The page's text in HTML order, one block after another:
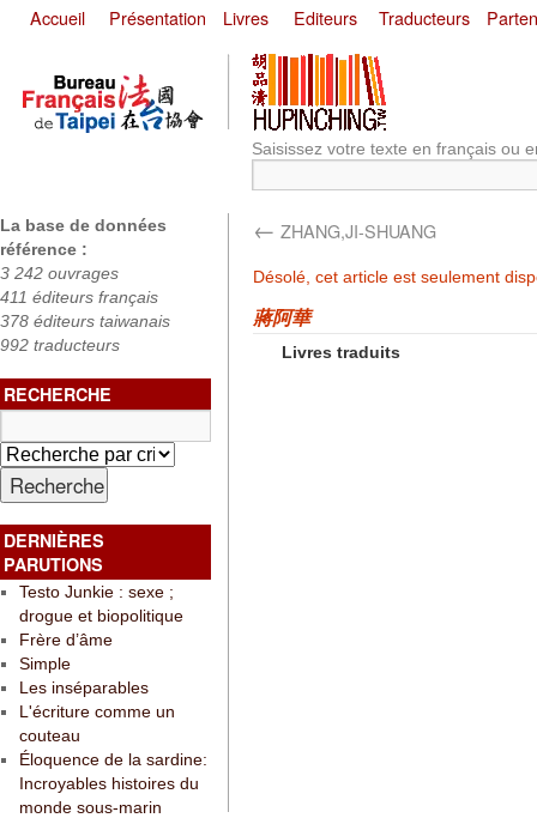
Accueil Présentation Livres Editeurs Traducteurs
Saisissez votre texte en français ou
La base de données
référence :
3 242 ouvrages
411 éditeurs français
378 éditeurs taiwanais
992 traducteurs
RECHERCHE
DERNIÈRES
PARUTIONS
Testo Junkie : sexe ;
drogue et biopolitique
Frère d’âme
Simple
Les inséparables
L'écriture comme un
couteau
Éloquence de la sardine:
Incroyables histoires du
monde sous-marin
← ZHANG,JI-SHUANG
Désolé, cet article est seulement
蔣阿華
Livres traduits